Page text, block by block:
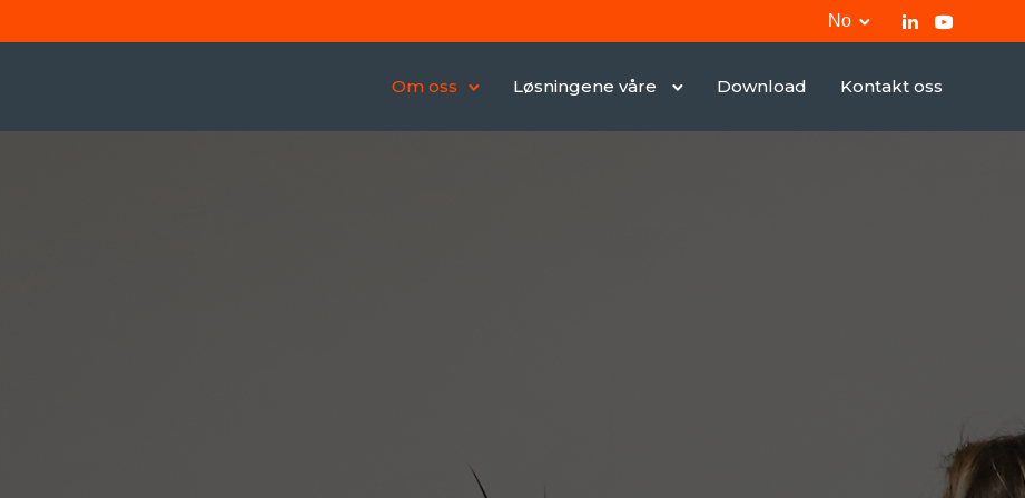
No
Om oss Løsningene våre Download Kontakt oss